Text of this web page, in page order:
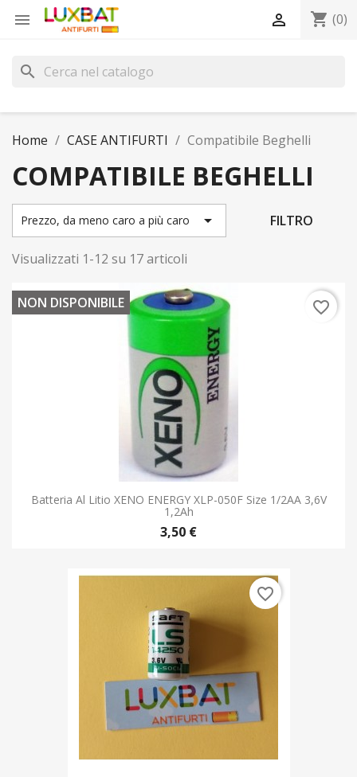
 shopping_cart (0)

search
Home CASE ANTIFURTI Compatibile Beghelli
COMPATIBILE BEGHELLI
Prezzo, da meno caro a più caro  FILTRO
Visualizzati 1-12 su 17 articoli
Batteria Al Litio XENO ENERGY XLP-050F Size 1/2AA 3,6V
1,2Ah
3,50 €
NON DISPONIBILE favorite_border
favorite_border